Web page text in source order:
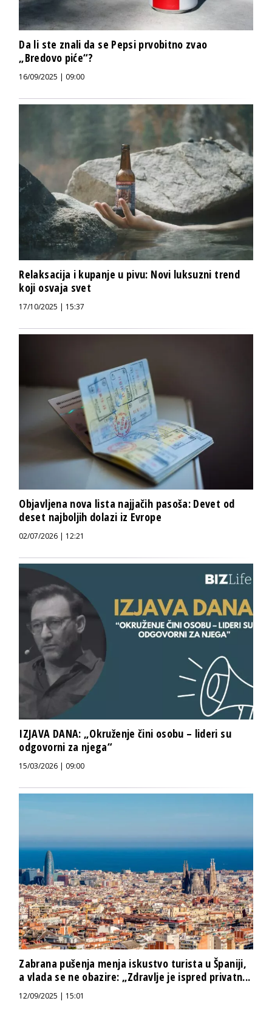
Da li ste znali da se Pepsi prvobitno zvao
„Bredovo piće“?
16/09/2025 | 09:00
Relaksacija i kupanje u pivu: Novi luksuzni trend
koji osvaja svet
17/10/2025 | 15:37
Objavljena nova lista najjačih pasoša: Devet od
deset najboljih dolazi iz Evrope
02/07/2026 | 12:21
IZJAVA DANA: „Okruženje čini osobu – lideri su
odgovorni za njega“
15/03/2026 | 09:00
Zabrana pušenja menja iskustvo turista u Španiji,
a vlada se ne obazire: „Zdravlje je ispred privatn...
12/09/2025 | 15:01